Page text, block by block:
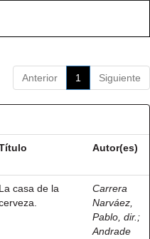
Anterior 1 Siguiente
Autor(es)
La casa de la
Carrera
Narváez,
Pablo, dir. ;
Andrade